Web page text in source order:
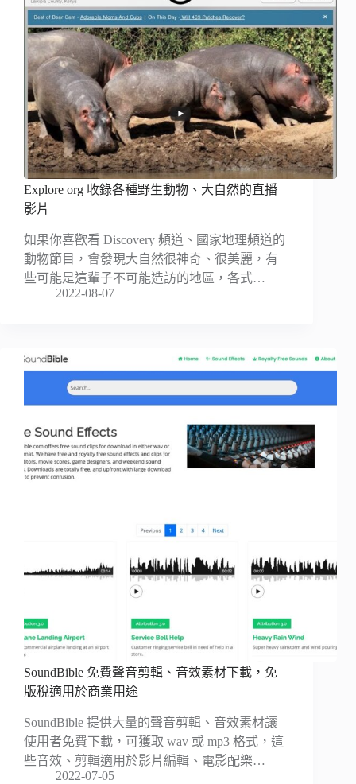
Explore org 收錄各種野生動物、大自然的直播
影片
如果你喜歡看 Discovery 頻道、國家地理頻道的
動物節目，會發現大自然很神奇、很美麗，有
些可能是這輩子不可能造訪的地區，各式…
2022-08-07
SoundBible 免費聲音剪輯、音效素材下載，免
版稅適用於商業用途
SoundBible 提供大量的聲音剪輯、音效素材讓
使用者免費下載，可獲取 wav 或 mp3 格式，這
些音效、剪輯適用於影片編輯、電影配樂…
2022-07-05